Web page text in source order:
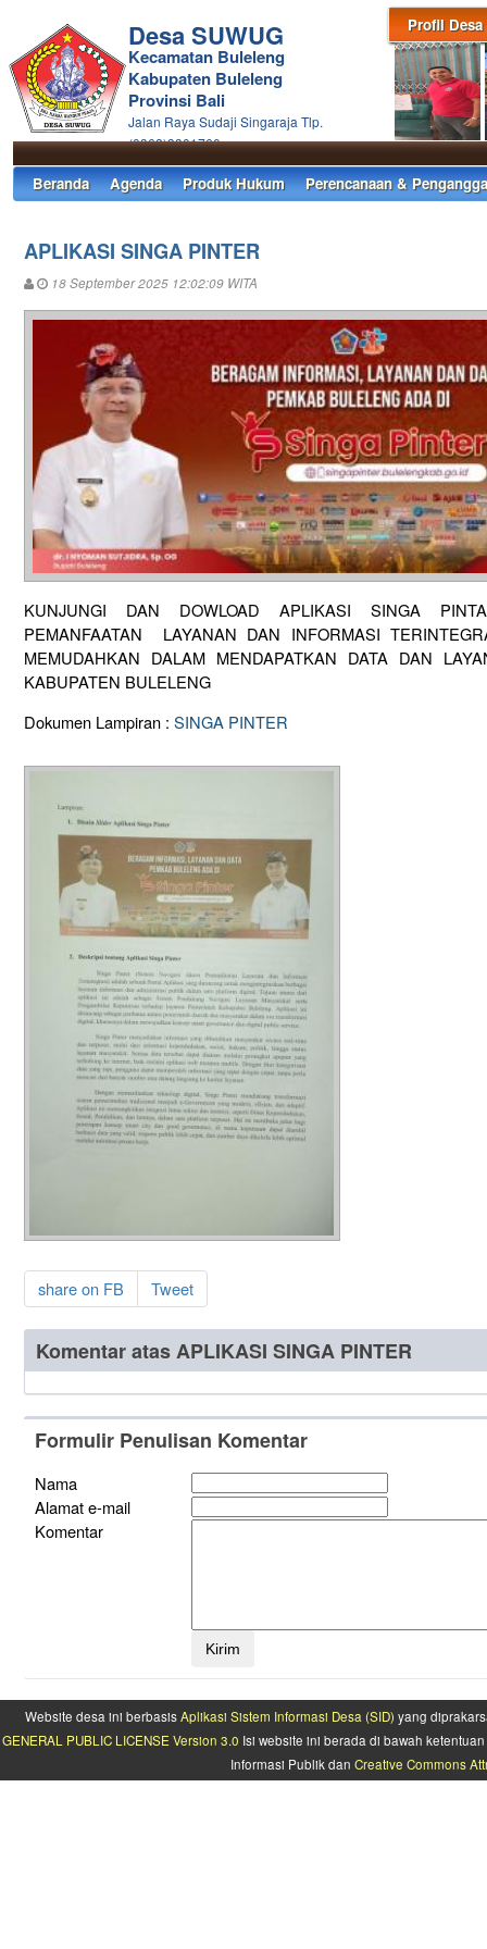
Profil Desa
Desa SUWUG
Kecamatan Buleleng
Kabupaten Buleleng
Provinsi Bali
Jalan Raya Sudaji Singaraja Tlp.
(0362)3301760
Beranda Agenda Produk Hukum Perencanaan &
APLIKASI SINGA PINTER
18 September 2025 12:02:09 WITA
KUNJUNGI DAN DOWLOAD APLIKASI SINGA
PEMANFAATAN LAYANAN DAN INFORMASI
MEMUDAHKAN DALAM MENDAPATKAN DATA DAN
KABUPATEN BULELENG
Dokumen Lampiran : SINGA PINTER
share on FB Tweet
Komentar atas APLIKASI SINGA PINTER
Formulir Penulisan Komentar
Nama
Alamat e-mail
Komentar
Website desa ini berbasisAplikasi Sistem Informasi Desa (SID) yang
GENERAL PUBLIC LICENSE Version 3.0 Isi website ini berada di bawah
Informasi Publik dan Creative Commons